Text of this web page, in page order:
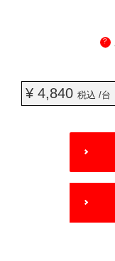
?
¥ 4,840 税込 /台
OPTIONS